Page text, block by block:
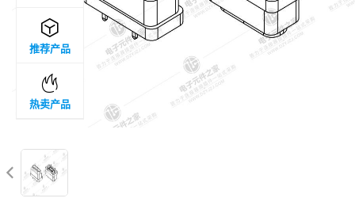


推荐产品

热卖产品